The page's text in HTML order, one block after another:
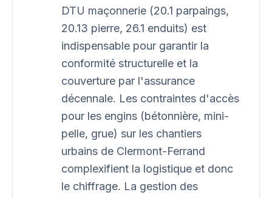
DTU maçonnerie (20.1 parpaings,
20.13 pierre, 26.1 enduits) est
indispensable pour garantir la
conformité structurelle et la
couverture par l'assurance
décennale. Les contraintes d'accès
pour les engins (bétonnière, mini-
pelle, grue) sur les chantiers
urbains de Clermont-Ferrand
complexifient la logistique et donc
le chiffrage. La gestion des